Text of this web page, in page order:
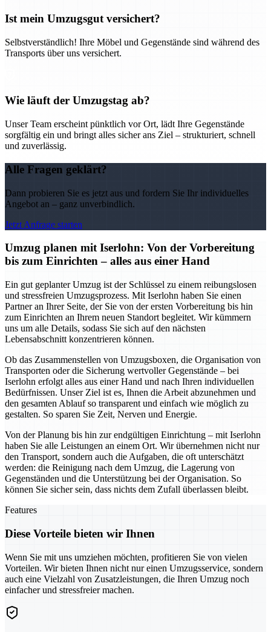
Ist mein Umzugsgut versichert?
Selbstverständlich! Ihre Möbel und Gegenstände sind während des
Transports über uns versichert.
Wie läuft der Umzugstag ab?
Unser Team erscheint pünktlich vor Ort, lädt Ihre Gegenstände
sorgfältig ein und bringt alles sicher ans Ziel – strukturiert, schnell
und zuverlässig.
Alle Fragen geklärt?
Dann probieren Sie es jetzt aus und fordern Sie Ihr individuelles
Angebot an – ganz unverbindlich.
Jetzt Anfrage starten
Umzug planen mit Iserlohn: Von der Vorbereitung
bis zum Einrichten – alles aus einer Hand
Ein gut geplanter Umzug ist der Schlüssel zu einem reibungslosen
und stressfreien Umzugsprozess. Mit Iserlohn haben Sie einen
Partner an Ihrer Seite, der Sie von der ersten Vorbereitung bis hin
zum Einrichten an Ihrem neuen Standort begleitet. Wir kümmern
uns um alle Details, sodass Sie sich auf den nächsten
Lebensabschnitt konzentrieren können.
Ob das Zusammenstellen von Umzugsboxen, die Organisation von
Transporten oder die Sicherung wertvoller Gegenstände – bei
Iserlohn erfolgt alles aus einer Hand und nach Ihren individuellen
Bedürfnissen. Unser Ziel ist es, Ihnen die Arbeit abzunehmen und
den gesamten Ablauf so transparent und einfach wie möglich zu
gestalten. So sparen Sie Zeit, Nerven und Energie.
Von der Planung bis hin zur endgültigen Einrichtung – mit Iserlohn
haben Sie alle Leistungen an einem Ort. Wir übernehmen nicht nur
den Transport, sondern auch die Aufgaben, die oft unterschätzt
werden: die Reinigung nach dem Umzug, die Lagerung von
Gegenständen und die Unterstützung bei der Organisation. So
können Sie sicher sein, dass nichts dem Zufall überlassen bleibt.
Features
Diese Vorteile bieten wir Ihnen
Wenn Sie mit uns umziehen möchten, profitieren Sie von vielen
Vorteilen. Wir bieten Ihnen nicht nur einen Umzugsservice, sondern
auch eine Vielzahl von Zusatzleistungen, die Ihren Umzug noch
einfacher und stressfreier machen.